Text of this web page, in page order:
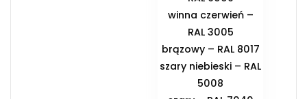
winna czerwień –
RAL 3005
brązowy – RAL 8017
szary niebieski – RAL
5008